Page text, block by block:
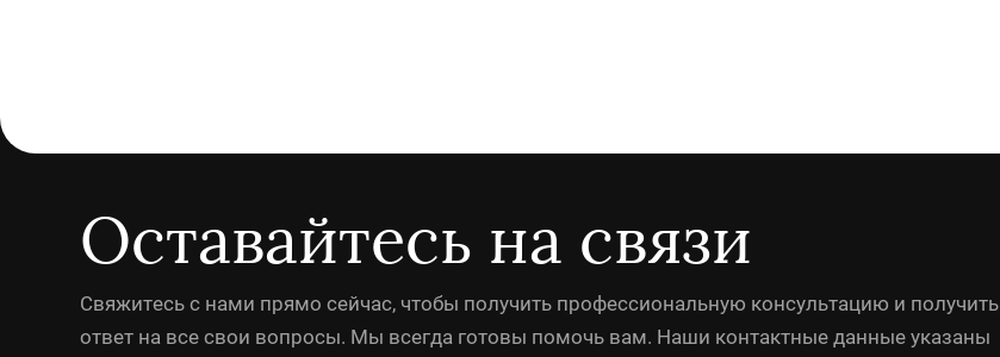
Оставайтесь на связи
Свяжитесь с нами прямо сейчас, чтобы получить профессиональную консультацию и получить
ответ на все свои вопросы. Мы всегда готовы помочь вам. Наши контактные данные указаны